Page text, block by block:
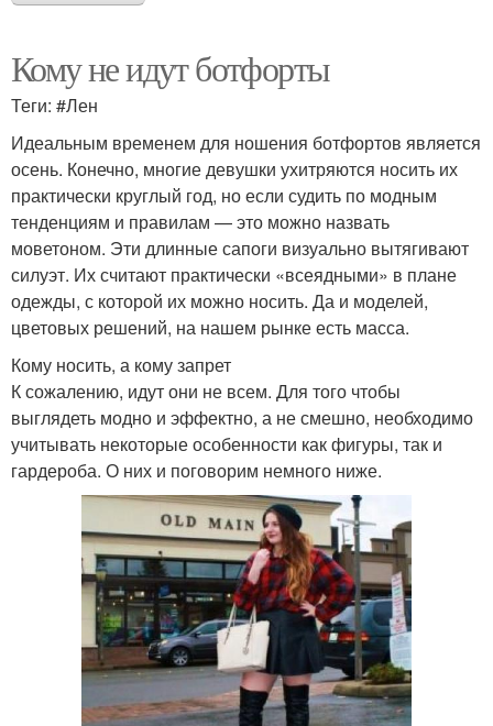
Кому не идут ботфорты
Теги: #Лен
Идеальным временем для ношения ботфортов является
осень. Конечно, многие девушки ухитряются носить их
практически круглый год, но если судить по модным
тенденциям и правилам — это можно назвать
моветоном. Эти длинные сапоги визуально вытягивают
силуэт. Их считают практически «всеядными» в плане
одежды, с которой их можно носить. Да и моделей,
цветовых решений, на нашем рынке есть масса.
Кому носить, а кому запрет
К сожалению, идут они не всем. Для того чтобы
выглядеть модно и эффектно, а не смешно, необходимо
учитывать некоторые особенности как фигуры, так и
гардероба. О них и поговорим немного ниже.